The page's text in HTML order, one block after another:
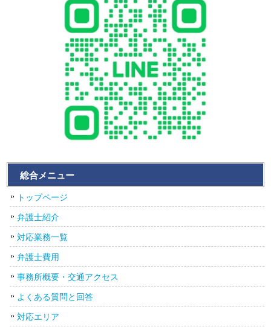
総合メニュー
トップページ
弁護士紹介
対応業務一覧
弁護士費用
事務所概要・交通アクセス
よくある質問と回答
対応エリア